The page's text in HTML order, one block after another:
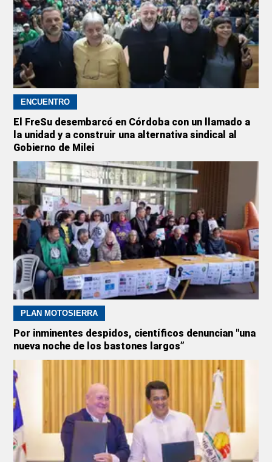
ENCUENTRO
El FreSu desembarcó en Córdoba con un llamado a
la unidad y a construir una alternativa sindical al
Gobierno de Milei
PLAN MOTOSIERRA
Por inminentes despidos, científicos denuncian "una
nueva noche de los bastones largos”